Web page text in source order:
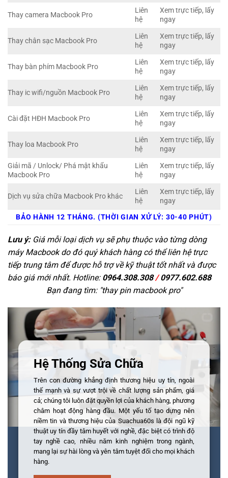
Thay camera Macbook Pro
Liên
hệ
Xem trực tiếp, lấy
ngay
Thay chân sạc Macbook Pro
Liên
hệ
Xem trực tiếp, lấy
ngay
Thay bàn phím Macbook Pro
Liên
hệ
Xem trực tiếp, lấy
ngay
Thay ic wifi/nguồn Macbook Pro
Liên
hệ
Xem trực tiếp, lấy
ngay
Cài đặt HĐH Macbook Pro
Liên
hệ
Xem trực tiếp, lấy
ngay
Thay loa Macbook Pro
Liên
hệ
Xem trực tiếp, lấy
ngay
Giải mã / Unlock/ Phá mật khẩu
Macbook Pro
Liên
hệ
Xem trực tiếp, lấy
ngay
Dịch vụ sửa chữa Macbook Pro khác
Liên
hệ
Xem trực tiếp, lấy
ngay
BẢO HÀNH 12 THÁNG. (THỜI GIAN XỬ LÝ: 30-40 PHÚT)
Lưu ý:Giá mỗi loại dịch vụ sẽ phụ thuộc vào từng dòng
máy Macbook do đó quý khách hàng có thể liên hệ trực
tiếp trung tâm để được hỗ trợ về kỹ thuật tốt nhất và được
báo giá mới nhất. Hotline: 0964.308.308/0977.602.688
Bạn đang tìm: "thay pin macbook pro"
Hệ Thống Sửa Chữa
Trên con đường khẳng định thương hiệu uy tín, ngoài
thế mạnh và sự vượt trội về chất lượng sản phẩm, giá
cả; chúng tôi luôn đặt quyền lợi của khách hàng, phương
châm hoạt động hàng đầu. Một yếu tố tạo dựng nên
niềm tin và thương hiệu của Suachua60s là đội ngũ kỹ
thuật uy tín đầy tâm huyết với nghề, đặc biệt có trình độ
tay nghề cao, nhiều năm kinh nghiệm trong ngành,
mang lại sự hài lòng và yên tâm tuyệt đối cho mọi khách
hàng.